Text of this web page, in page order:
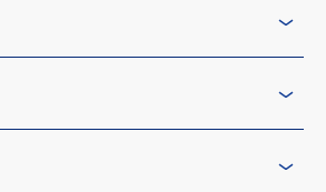
PINK AOP